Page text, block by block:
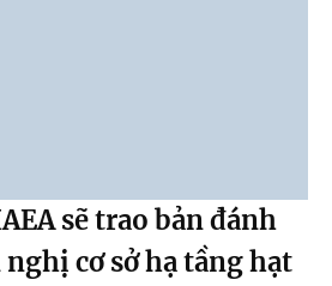
sẽ trao bản đánh
cơ sở hạ tầng hạt